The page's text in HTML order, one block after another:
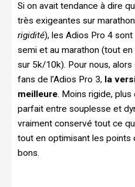
Si on avait tendance à dire
très exigeantes sur
rigidité), les Adios Pro 4
semi et au marathon (tout
sur 5k/10k). Pour nous, alors
fans de l’Adios Pro 3, la
meilleure. Moins rigide,
parfait entre souplesse et
vraiment conservé tout ce
tout en optimisant les points
bons.